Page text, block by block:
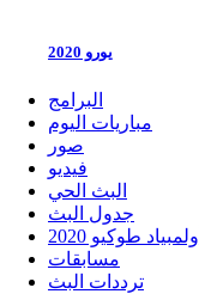
يورو 2020
البرامج
مباريات اليوم
صور
فيديو
البث الحي
جدول البث
أولمبياد طوكيو 2020
مسابقات
ترددات البث